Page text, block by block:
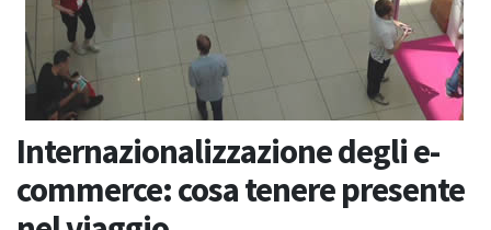
Internazionalizzazione degli e-
commerce: cosa tenere presente